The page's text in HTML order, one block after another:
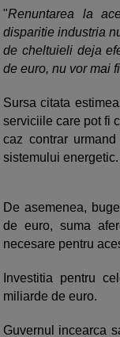
"Renuntarea la
disparitie industria
de cheltuieli deja
de euro, nu vor mai
Sursa citata
serviciile care pot fi
caz contrar
sistemului energetic.
De asemenea,
de euro, suma
necesare pentru
Investitia pentru
miliarde de euro.
Guvernul incearca